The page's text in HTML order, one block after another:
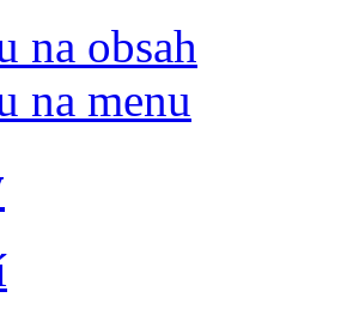
na obsah
na menu